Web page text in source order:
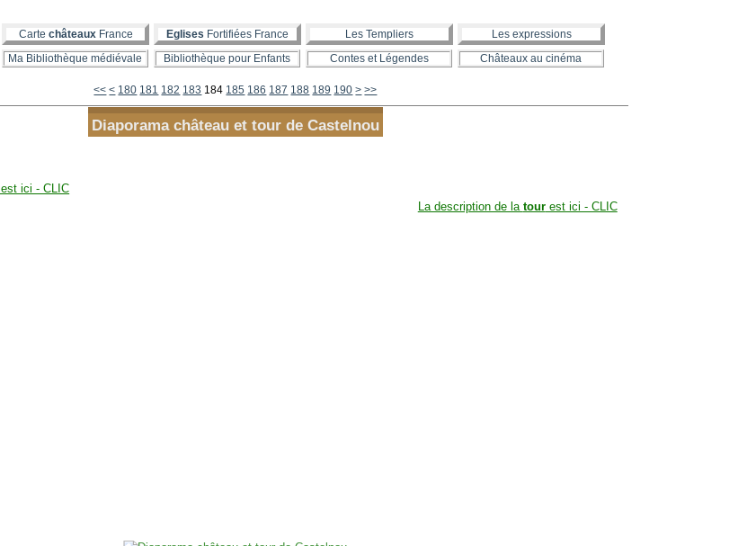
Carte châteauxFrance Eglises Fortifiées France Les Templiers
Les expressions
Ma Bibliothèque médiévale Bibliothèque pour Enfants Contes et Légendes Châteaux au cinéma
<< < 100
110
120
130
140
150
160
170
180 181 182 183 184 185 186 187 188 189 190 200
300
400
500
600
700
800
900
1000
> >>
Diaporama château et tour de Castelnou
est ici - CLIC
La description de la tourest ici - CLIC